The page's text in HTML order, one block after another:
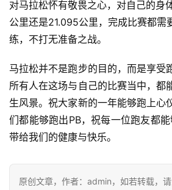
对马拉松怀有敬畏之心，对自己的身
公里还是21.095公里，完成比赛都需
练，不打无准备之战。
马拉松并不是跑步的目的，而是享受
所有人在这场与自己的比赛当中，都
生风景。祝大家新的一年能够跑上心
们都能够跑出PB，祝每一位跑友都
带给我们的健康与快乐。
原创文章，作者：admin，如若转载，请